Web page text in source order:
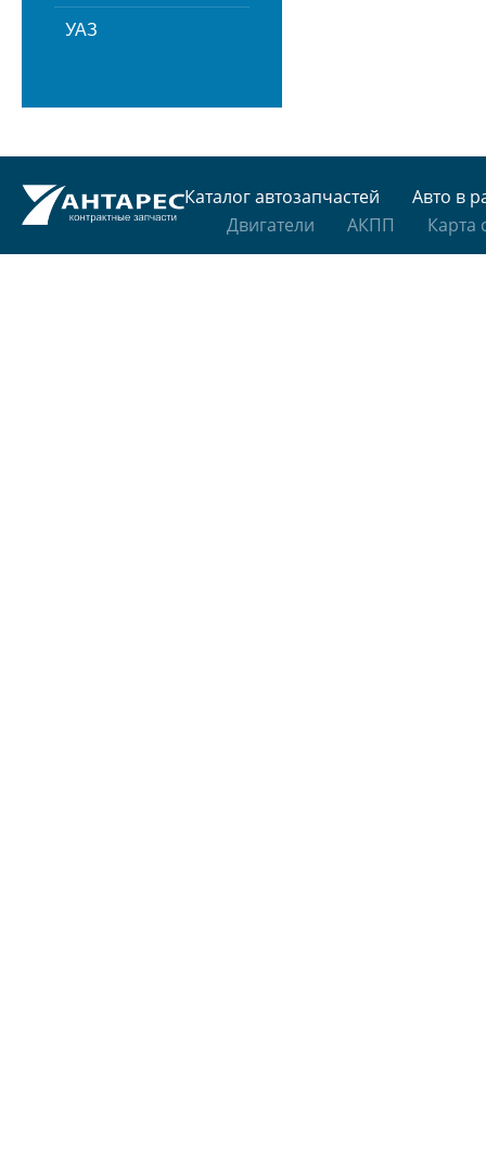
УАЗ
Каталог автозапчастей
Авто в
Двигатели
АКПП Карта